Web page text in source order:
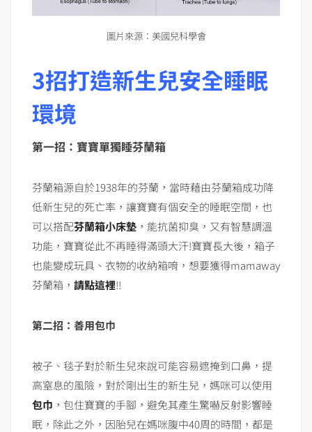
圖片來源：美國兒科學會
3招打造新生兒安全睡眠
環境
第一招：寶寶單獨睡芬蘭箱
芬蘭箱源自於1938年的芬蘭，當時藉由芬蘭箱成功降
低新生兒的死亡率，讓寶寶有個安全的睡眠空間，也
可以搭配芬蘭箱小床墊 ，能抗菌抑臭，又有智慧調溫
功能，寶寶從此不再睡得滿頭大汗!寶寶長大後，箱子
也能變成玩具、衣物的收納箱唷，想要獲得mamaway
芬蘭箱， 請點這裡!!
第二招：善用包巾
被子、毯子對於新生兒來說可能容易遮掩到口鼻，提
高窒息的風險，對於剛出生的新生兒，媽咪可以使用
包巾 ，包住寶寶的手腳，避免其產生驚嚇反射影響睡
眠，除此之外，因胎兒在媽咪腹中40周的時間，都是